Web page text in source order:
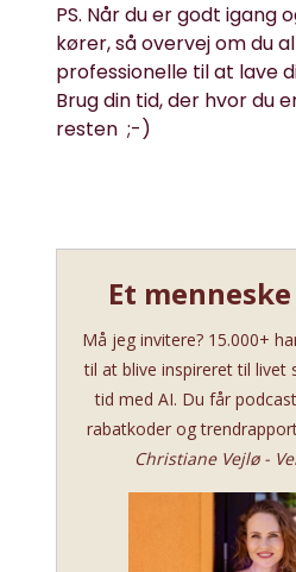
PS. Når du er godt igang
kører, så overvej om du
professionelle til at lave
Brug din tid, der hvor du
resten ;-)